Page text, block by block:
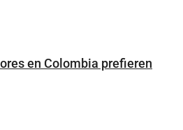
en Colombia prefieren